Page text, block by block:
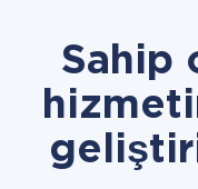
Sahip